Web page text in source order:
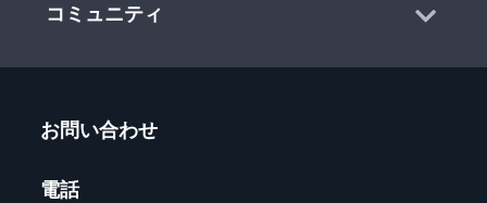
コミュニティ
お問い合わせ
電話